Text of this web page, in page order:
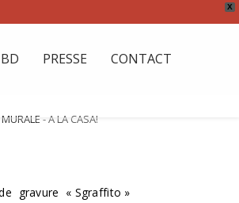
X
PRESSE CONTACT
- A LA CASA!
gravure « Sgraffito »